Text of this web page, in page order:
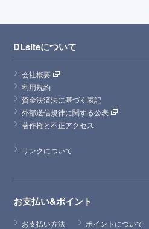
DLsiteについて
会社概要
利用規約
資金決済法に基づく表記
外部送信規律に関する公表
著作権と不正アクセス
リンクについて
お支払い&ポイント
お支払い方法 ポイントについて